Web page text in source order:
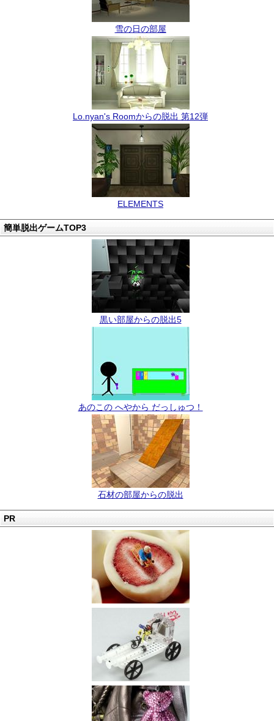
雪の日の部屋
Lo.nyan's Roomからの脱出 第12弾
ELEMENTS
簡単脱出ゲームTOP3
黒い部屋からの脱出5
あのこの へやから だっしゅつ！
石材の部屋からの脱出
PR